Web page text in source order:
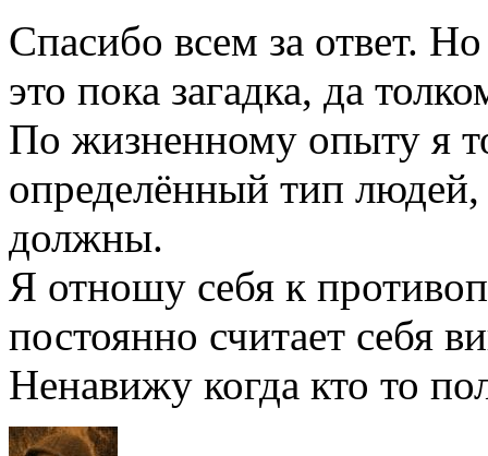
Спасибо всем за ответ.
это пока загадка, да
По жизненному опыту я
определённый тип людей,
должны.
Я отношу себя к
постоянно считает себя
Ненавижу когда кто то